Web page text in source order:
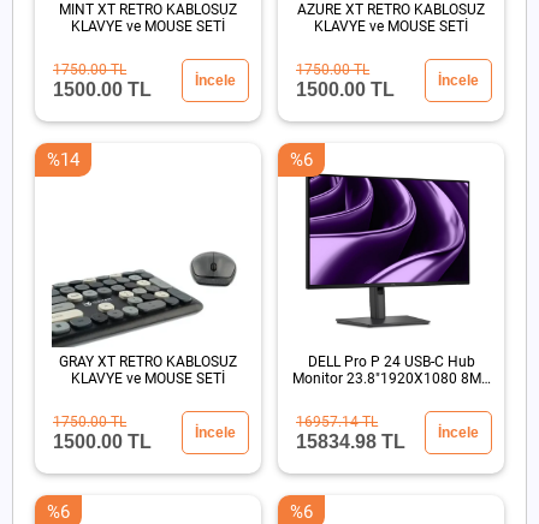
MINT XT RETRO KABLOSUZ
KLAVYE ve MOUSE SETİ
1750.00 TL
1500.00 TL İncele
AZURE XT RETRO KABLOSUZ
KLAVYE ve MOUSE SETİ
1750.00 TL
1500.00 TL İncele
GRAY XT RETRO KABLOSUZ
KLAVYE ve MOUSE SETİ
%14
1750.00 TL
1500.00 TL İncele
DELL Pro P 24 USB-C Hub
Monitor 23.8"1920X1080 8MS
%6
16957.14 TL
15834.98 TL İncele
%6 %6